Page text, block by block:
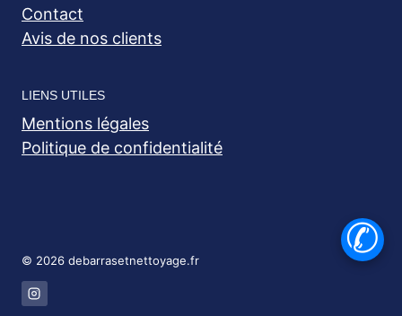
Contact
Avis de nos clients
LIENS UTILES
Mentions légales
Politique de confidentialité
© 2026 debarrasetnettoyage.fr ✆